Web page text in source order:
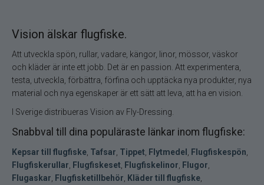
Vision älskar flugfiske.
Att utveckla spön, rullar, vadare, kängor, linor, mössor, väskor
och kläder är inte ett jobb. Det är en passion. Att experimentera,
testa, utveckla, förbättra, förfina och upptäcka nya produkter, nya
material och nya egenskaper är ett sätt att leva, att ha en vision.
I Sverige distribueras Vision av Fly-Dressing.
Snabbval till dina populäraste länkar inom flugfiske:
Kepsar till flugfiske Tafsar Tippet Flytmedel Flugfiskespön
Flugfiskerullar
Flugfiskeset Flugfiskelinor Flugor
Flugaskar
Flugfisketillbehör Kläder till flugfiske